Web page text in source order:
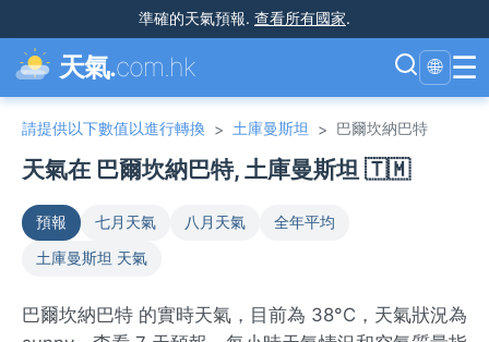
準確的天氣預報. 查看所有國家.
天氣.com.hk 🌐 ☰
請提供以下數值以進行轉換 > 土庫曼斯坦 > 巴爾坎納巴特
天氣在 巴爾坎納巴特, 土庫曼斯坦 🇹🇲
預報 七月天氣 八月天氣
全年平均
土庫曼斯坦 天氣
巴爾坎納巴特 的實時天氣，目前為 38°C，天氣狀況為